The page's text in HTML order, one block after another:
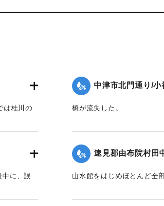
は桂川の
。
中津市北門通り/小
橋が流失した。
｜固有コード:004710128
に、誤
速見郡由布院村田
山水館をはじめほとんど全